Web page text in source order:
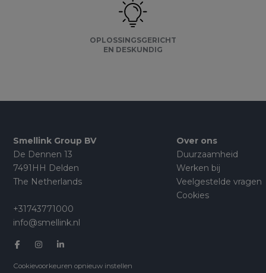
OPLOSSINGSGERICHT
EN DESKUNDIG
Smellink Group BV
De Dennen 13
7491HH Delden
The Netherlands
+31743771000
info@smellink.nl
Cookievoorkeuren opnieuw instellen
Over ons
Duurzaamheid
Werken bij
Veelgestelde vragen
Cookies